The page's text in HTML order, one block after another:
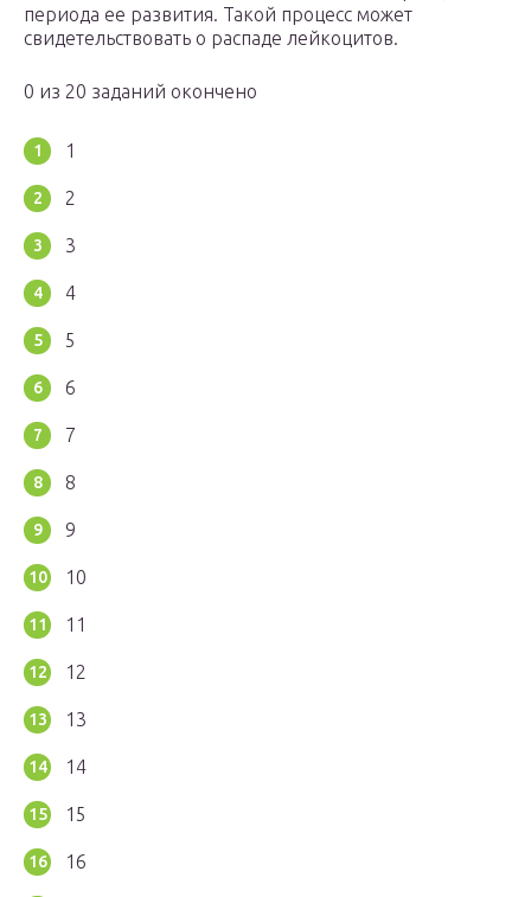
периода ее развития. Такой процесс может
свидетельствовать о распаде лейкоцитов.
0 из 20 заданий окончено
1
2
3
4
5
6
7
8
9
10
11
12
13
14
15
16